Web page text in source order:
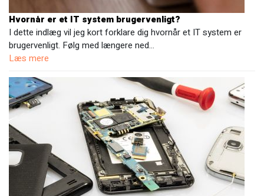
Hvornår er et IT system brugervenligt?
I dette indlæg vil jeg kort forklare dig hvornår et IT system er
brugervenligt. Følg med længere ned…
Læs mere